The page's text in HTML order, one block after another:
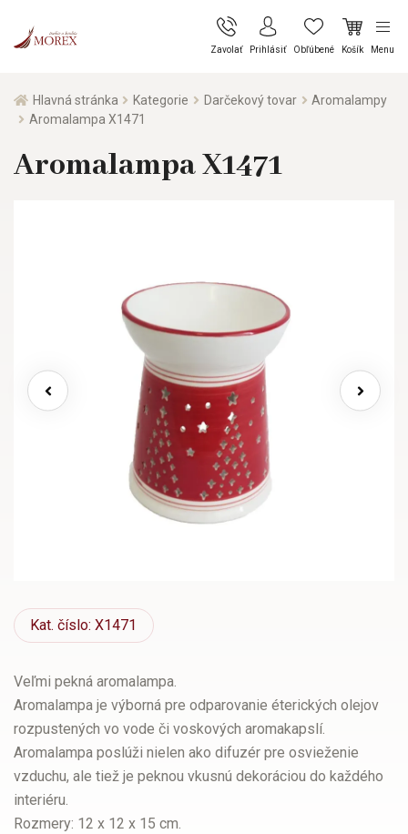
Zavolať Prihlásiť Obľúbené Košík Menu
Hlavná stránka Kategorie Darčekový tovar
Aromalampy
Aromalampa X1471
Aromalampa X1471
Kat. číslo: X1471
Veľmi pekná aromalampa.
Aromalampa je výborná pre odparovanie éterických olejov
rozpustených vo vode či voskových aromakapslí.
Aromalampa poslúži nielen ako difuzér pre osvieženie
vzduchu, ale tiež je peknou vkusnú dekoráciou do každého
interiéru.
Rozmery: 12 x 12 x 15 cm.